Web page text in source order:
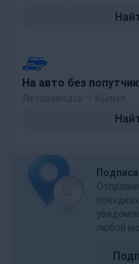
На авто без
любой